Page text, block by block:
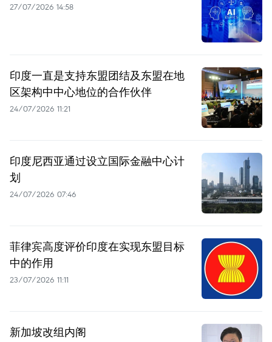
27/07/2026 14:58
印度一直是支持东盟团结及东盟在地
区架构中中心地位的合作伙伴
24/07/2026 11:21
印度尼西亚通过设立国际金融中心计
划
24/07/2026 07:46
菲律宾高度评价印度在实现东盟目标
中的作用
23/07/2026 11:11
新加坡改组内阁